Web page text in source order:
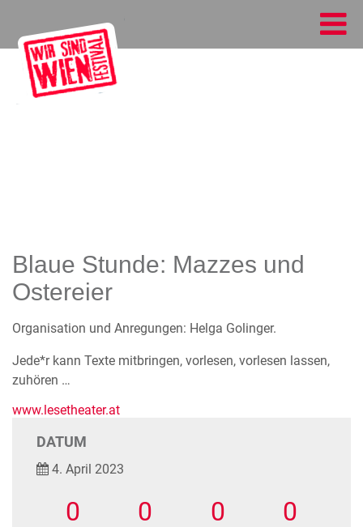
Blaue Stunde: Mazzes und
Ostereier
Organisation und Anregungen: Helga Golinger.
Jede*r kann Texte mitbringen, vorlesen, vorlesen lassen,
zuhören …
www.lesetheater.at
DATUM
4. April 2023
0 0 0 0